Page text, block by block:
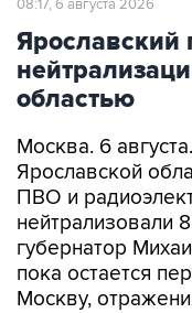
08:17, 6 августа 2026
Ярославский
областью
Москва. 6
Ярославской
ПВО и
нейтрализовали
губернатор
пока остается
Москву,